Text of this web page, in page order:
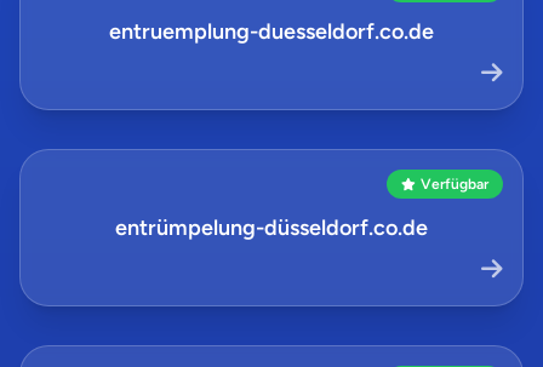
entruemplung-duesseldorf.co.de
Verfügbar
entrümpelung-düsseldorf.co.de